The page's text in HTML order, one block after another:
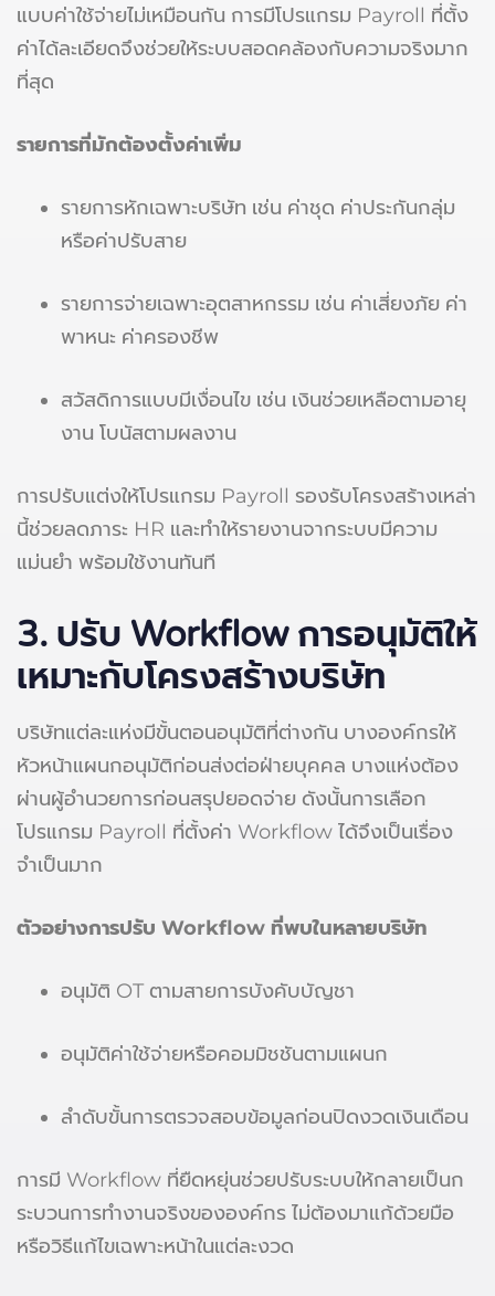
แบบค่าใช้จ่ายไม่เหมือนกัน การมีโปรแกรม Payroll ที่ตั้ง
ค่าได้ละเอียดจึงช่วยให้ระบบสอดคล้องกับความจริงมาก
ที่สุด
รายการที่มักต้องตั้งค่าเพิ่ม
รายการหักเฉพาะบริษัท เช่น ค่าชุด ค่าประกันกลุ่ม
หรือค่าปรับสาย
รายการจ่ายเฉพาะอุตสาหกรรม เช่น ค่าเสี่ยงภัย ค่า
พาหนะ ค่าครองชีพ
สวัสดิการแบบมีเงื่อนไข เช่น เงินช่วยเหลือตามอายุ
งาน โบนัสตามผลงาน
การปรับแต่งให้โปรแกรม Payroll รองรับโครงสร้างเหล่า
นี้ช่วยลดภาระ HR และทำให้รายงานจากระบบมีความ
แม่นยำ พร้อมใช้งานทันที
3. ปรับ Workflow การอนุมัติให้
เหมาะกับโครงสร้างบริษัท
บริษัทแต่ละแห่งมีขั้นตอนอนุมัติที่ต่างกัน บางองค์กรให้
หัวหน้าแผนกอนุมัติก่อนส่งต่อฝ่ายบุคคล บางแห่งต้อง
ผ่านผู้อำนวยการก่อนสรุปยอดจ่าย ดังนั้นการเลือก
โปรแกรม Payroll ที่ตั้งค่า Workflow ได้จึงเป็นเรื่อง
จำเป็นมาก
ตัวอย่างการปรับ Workflow ที่พบในหลายบริษัท
อนุมัติ OT ตามสายการบังคับบัญชา
อนุมัติค่าใช้จ่ายหรือคอมมิชชันตามแผนก
ลำดับขั้นการตรวจสอบข้อมูลก่อนปิดงวดเงินเดือน
การมี Workflow ที่ยืดหยุ่นช่วยปรับระบบให้กลายเป็นก
ระบวนการทำงานจริงขององค์กร ไม่ต้องมาแก้ด้วยมือ
หรือวิธีแก้ไขเฉพาะหน้าในแต่ละงวด